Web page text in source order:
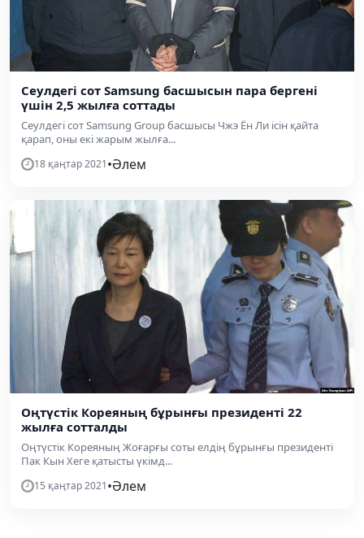
Сеулдегі сот Samsung басшысын пара бергені
үшін 2,5 жылға соттады
Сеулдегі сот Samsung Group басшысы Чжэ Ён Ли ісін қайта
қарап, оны екі жарым жылға...
18 қаңтар 2021•Әлем
Оңтүстік Кореяның бұрынғы президенті 22
жылға сотталды
Оңтүстік Кореяның Жоғарғы соты елдің бұрынғы президенті
Пак Кын Хеге қатысты үкімд...
15 қаңтар 2021•Әлем